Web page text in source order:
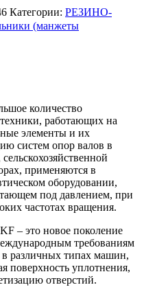
Категории: РЕЗИНО-
(манжеты
количество
работающих на
элементы и их
систем опор валов в
применяются в
оборудовании,
под давлением, при
частотах вращения.
– это новое поколение
требованиям
в различных типах машин,
поверхность уплотнения,
отверстий.